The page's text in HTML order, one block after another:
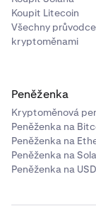
Koupit Litecoin
Všechny průvodce
kryptoměnami
Peněženka
Kryptoměnová
Peněženka na
Peněženka na
Peněženka na
Peněženka na